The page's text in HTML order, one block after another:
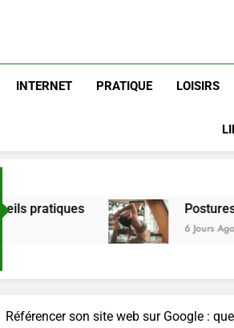
INTERNET PRATIQUE LOISIRS
Postures de yoga
6 Jours Ago
Référencer son site web sur Google :